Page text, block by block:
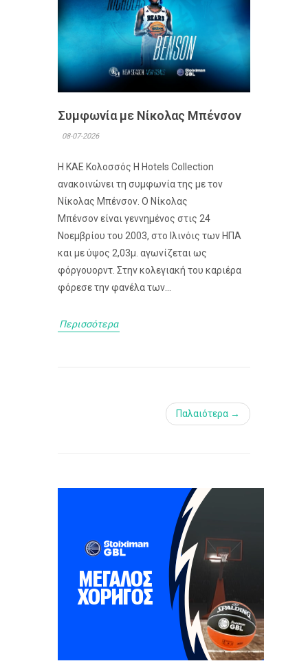
Συμφωνία με Νίκολας Μπένσον
08-07-2026
Η ΚΑΕ Κολοσσός H Hotels Collection
ανακοινώνει τη συμφωνία της με τον
Νίκολας Μπένσον. Ο Νίκολας
Μπένσον είναι γεννημένος στις 24
Νοεμβρίου του 2003, στο Ιλινόις των ΗΠΑ
και με ύψος 2,03μ. αγωνίζεται ως
φόργουορντ. Στην κολεγιακή του καριέρα
φόρεσε την φανέλα των...
Περισσότερα
Παλαιότερα →